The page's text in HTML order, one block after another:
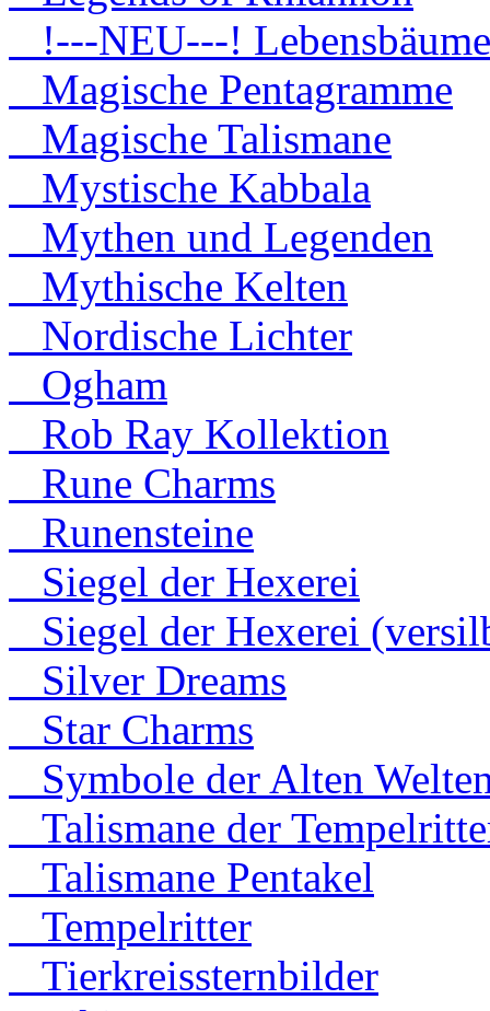
!---NEU---! Lebensbäume
Magische Pentagramme
Magische Talismane
Mystische Kabbala
Mythen und Legenden
Mythische Kelten
Nordische Lichter
Ogham
Rob Ray Kollektion
Rune Charms
Runensteine
Siegel der Hexerei
Siegel der Hexerei
Silver Dreams
Star Charms
Symbole der Alten
Talismane der
Talismane Pentakel
Tempelritter
Tierkreissternbilder